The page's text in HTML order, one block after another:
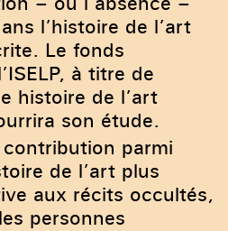
l’histoire de l’art
Le fonds
à titre de
histoire de l’art
son étude.
parmi
de l’art plus
aux récits occultés,
personnes